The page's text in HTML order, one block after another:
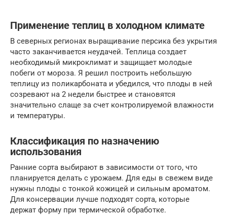
Применение теплиц в холодном климате
В северных регионах выращивание персика без укрытия
часто заканчивается неудачей. Теплица создает
необходимый микроклимат и защищает молодые
побеги от мороза. Я решил построить небольшую
теплицу из поликарбоната и убедился, что плоды в ней
созревают на 2 недели быстрее и становятся
значительно слаще за счет контролируемой влажности
и температуры.
Классификация по назначению
использования
Ранние сорта выбирают в зависимости от того, что
планируется делать с урожаем. Для еды в свежем виде
нужны плоды с тонкой кожицей и сильным ароматом.
Для консервации лучше подходят сорта, которые
держат форму при термической обработке.